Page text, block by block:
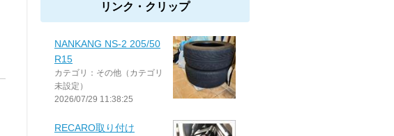
リンク・クリップ
NANKANG NS-2 205/50
R15
カテゴリ：その他（カテゴリ
未設定）
2026/07/29 11:38:25
RECARO取り付け